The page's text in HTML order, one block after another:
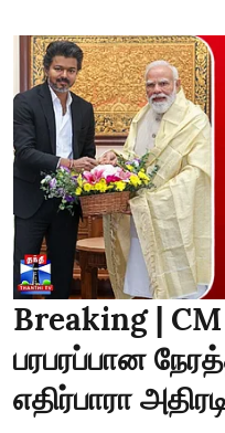
Breaking |
பரபரப்பான
எதிர்பாரா